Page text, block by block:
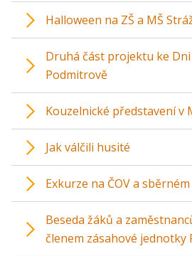
Halloween na ZŠ a MŠ
Druhá část projektu ke
Podmitrově
Kouzelnické představení v
Jak válčili husité
Exkurze na ČOV a
Beseda žáků a
členem zásahové jednotky